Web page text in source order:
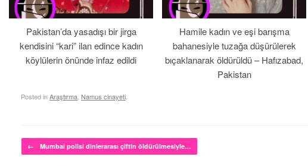
Pakistan’da yasadışı bir jirga
kendisini “kari” ilan edince kadın
köylülerin önünde infaz edildi
Hamile kadın ve eşi barışma
bahanesiyle tuzağa düşürülerek
bıçaklanarak öldürüldü – Hafızabad,
Pakistan
Posted inAraştırma Namus cinayeti
Post navigation
← Mumbai polisi dinlerarası çiftin öldürülmesiyle…